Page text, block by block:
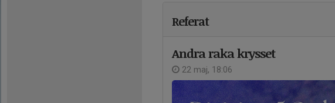
Referat
Andra raka krysset
22 maj, 18:06